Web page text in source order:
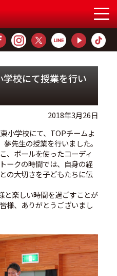
学校にて授業を行い
2018年3月26日
小学校にて、TOPチームよ
先生の授業を行いました。
、ボールを使ったコーディ
ークの時間では、自身の経
の大切さを子どもたちに伝
と楽しい時間を過ごすことが
様、ありがとうございまし